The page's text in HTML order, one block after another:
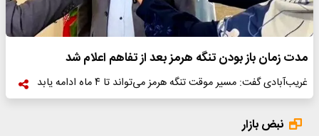
مدت زمان باز بودن تنگه هرمز بعد از تفاهم اعلام شد
غریب‌آبادی گفت: مسیر موقت تنگه هرمز می‌تواند تا ۴ ماه ادامه یابد
نبض بازار